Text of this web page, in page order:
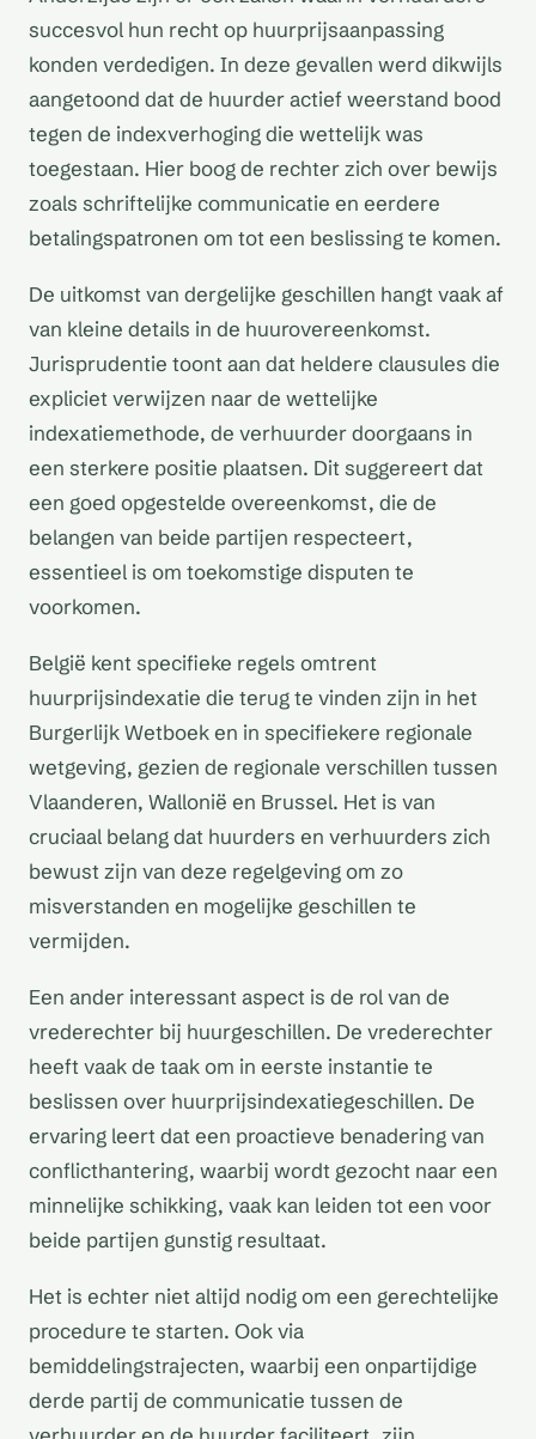
succesvol hun recht op huurprijsaanpassing
konden verdedigen. In deze gevallen werd dikwijls
aangetoond dat de huurder actief weerstand bood
tegen de indexverhoging die wettelijk was
toegestaan. Hier boog de rechter zich over bewijs
zoals schriftelijke communicatie en eerdere
betalingspatronen om tot een beslissing te komen.
De uitkomst van dergelijke geschillen hangt vaak af
van kleine details in de huurovereenkomst.
Jurisprudentie toont aan dat heldere clausules die
expliciet verwijzen naar de wettelijke
indexatiemethode, de verhuurder doorgaans in
een sterkere positie plaatsen. Dit suggereert dat
een goed opgestelde overeenkomst, die de
belangen van beide partijen respecteert,
essentieel is om toekomstige disputen te
voorkomen.
België kent specifieke regels omtrent
huurprijsindexatie die terug te vinden zijn in het
Burgerlijk Wetboek en in specifiekere regionale
wetgeving, gezien de regionale verschillen tussen
Vlaanderen, Wallonië en Brussel. Het is van
cruciaal belang dat huurders en verhuurders zich
bewust zijn van deze regelgeving om zo
misverstanden en mogelijke geschillen te
vermijden.
Een ander interessant aspect is de rol van de
vrederechter bij huurgeschillen. De vrederechter
heeft vaak de taak om in eerste instantie te
beslissen over huurprijsindexatiegeschillen. De
ervaring leert dat een proactieve benadering van
conflicthantering, waarbij wordt gezocht naar een
minnelijke schikking, vaak kan leiden tot een voor
beide partijen gunstig resultaat.
Het is echter niet altijd nodig om een gerechtelijke
procedure te starten. Ook via
bemiddelingstrajecten, waarbij een onpartijdige
derde partij de communicatie tussen de